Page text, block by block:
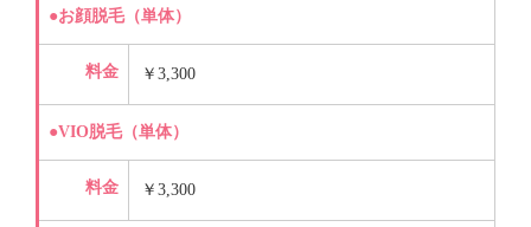
●お顔脱毛（単体）
料金 ￥3,300
●VIO脱毛（単体）
料金 ￥3,300